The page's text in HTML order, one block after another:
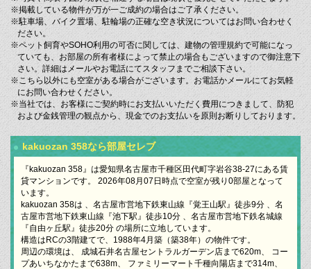
※掲載している物件が万が一ご成約の場合はご了承ください。
※駐車場、バイク置場、駐輪場の正確な空き状況についてはお問い合わせく
ださい。
※ペット飼育やSOHO利用の可否に関しては、建物の管理規約で可能になっ
ていても、お部屋の所有者様によって禁止の場合もございますので御注意下
さい。詳細はメールやお電話にてスタッフまでご相談下さい。
※こちら以外にも空室がある場合がございます。お電話かメールにてお気軽
にお問い合わせください。
※当社では、お客様にご契約時にお支払いいただく費用につきまして、防犯
および金銭管理の観点から、現金でのお支払いを原則お断りしております。
kakuozan 358なら部屋セレブ
『kakuozan 358』は愛知県名古屋市千種区田代町字岩谷38-27にある賃
貸マンションです。 2026年08月07日時点で空室が残り0部屋となって
います。
kakuozan 358は 、名古屋市営地下鉄東山線『覚王山駅』徒歩9分 、名
古屋市営地下鉄東山線『池下駅』徒歩10分 、名古屋市営地下鉄名城線
『自由ヶ丘駅』徒歩20分 の場所に立地しています。
構造はRCの3階建てで、1988年4月築（築38年）の物件です。
周辺の環境は、 成城石井名古屋セントラルガーデン店まで620m、 コー
プあいちなかたまで638m、 ファミリーマート千種向陽店まで314m、